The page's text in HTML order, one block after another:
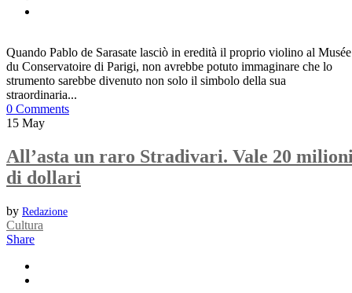
Quando Pablo de Sarasate lasciò in eredità il proprio violino al Musée
du Conservatoire di Parigi, non avrebbe potuto immaginare che lo
strumento sarebbe divenuto non solo il simbolo della sua
straordinaria...
0 Comments
15 May
All’asta un raro Stradivari. Vale 20
di dollari
by Redazione
Cultura
Share